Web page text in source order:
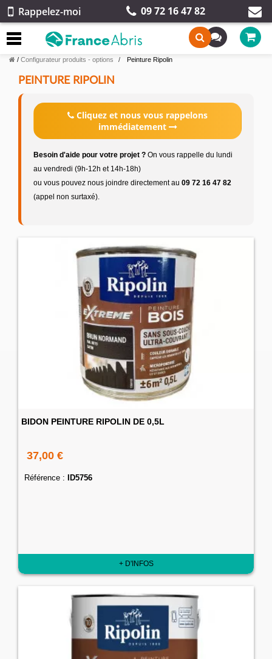
Rappelez-moi 09 72 16 47 82
/ Configurateur produits - options Peinture Ripolin
PEINTURE RIPOLIN
Cliquez et nous vous rappelons
immédiatement
Besoin d'aide pour votre projet ? On vous rappelle du lundi
au vendredi (9h-12h et 14h-18h)
ou vous pouvez nous joindre directement au 09 72 16 47 82
(appel non surtaxé).
BIDON PEINTURE RIPOLIN DE 0,5L
37,00 €
Référence : ID5756
+ D'INFOS